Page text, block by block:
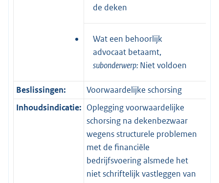
de deken
Wat een behoorlijk
advocaat betaamt,
subonderwerp: Niet voldoen
Beslissingen:
Voorwaardelijke schorsing
Inhoudsindicatie: Oplegging voorwaardelijke
schorsing na dekenbezwaar
wegens structurele problemen
met de financiële
bedrijfsvoering alsmede het
niet schriftelijk vastleggen van